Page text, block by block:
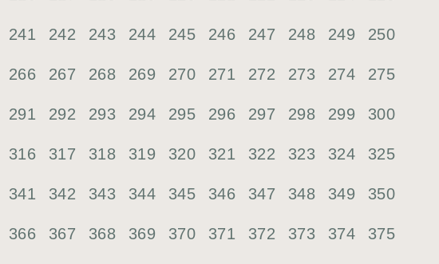
241 242 243 244 245 246 247 248 249 250
266 267 268 269 270 271 272 273 274 275
291 292 293 294 295 296 297 298 299 300
316 317 318 319 320 321 322 323 324 325
341 342 343 344 345 346 347 348 349 350
366 367 368 369 370 371 372 373 374 375